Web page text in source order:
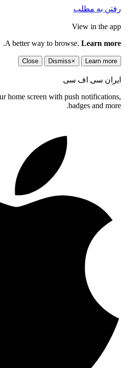
رفتن به مطلب
View in the app
A better way to browse. Learn more
.
Learn more
×
Dismiss
Close
ایران سی اف سی
home screen with push notifications,
badges and more.